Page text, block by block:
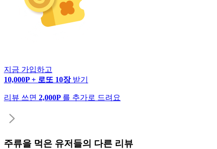
지금 가입하고
10,000P + 로또 10장 받기
리뷰 쓰면 2,000P 를 추가로 드려요
주류을 먹은 유저들의 다른 리뷰